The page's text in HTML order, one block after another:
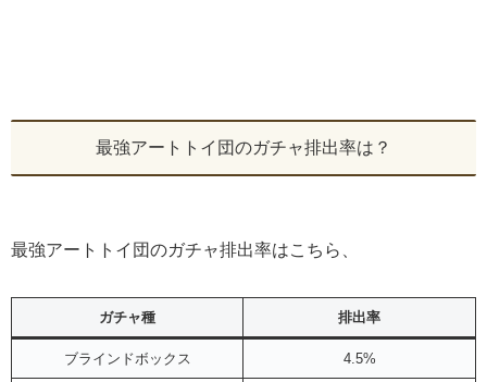
最強アートトイ団のガチャ排出率は？
最強アートトイ団のガチャ排出率はこちら、
ガチャ種 排出率
ブラインドボックス 4.5%